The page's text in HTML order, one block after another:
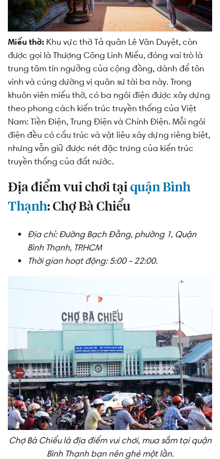
Miếu thờ: Khu vực thờ Tả quân Lê Văn Duyệt, còn
được gọi là Thượng Công Linh Miếu, đóng vai trò là
trung tâm tín ngưỡng của cộng đồng, dành để tôn
vinh và cúng dường vị quân sư tài ba này. Trong
khuôn viên miếu thờ, có ba ngôi điện được xây dựng
theo phong cách kiến trúc truyền thống của Việt
Nam: Tiền Điện, Trung Điện và Chính Điện. Mỗi ngôi
điện đều có cấu trúc và vật liệu xây dựng riêng biệt,
nhưng vẫn giữ được nét đặc trưng của kiến trúc
truyền thống của đất nước.
Địa điểm vui chơi tạiquận Bình
Thạnh: Chợ Bà Chiểu
Địa chỉ: Đường Bạch Đằng, phường 1, Quận
Bình Thạnh, TP.HCM
Thời gian hoạt động: 5:00 - 22:00.
Chợ Bà Chiểu là địa điểm vui chơi, mua sắm tại quận
Bình Thạnh bạn nên ghé một lần.